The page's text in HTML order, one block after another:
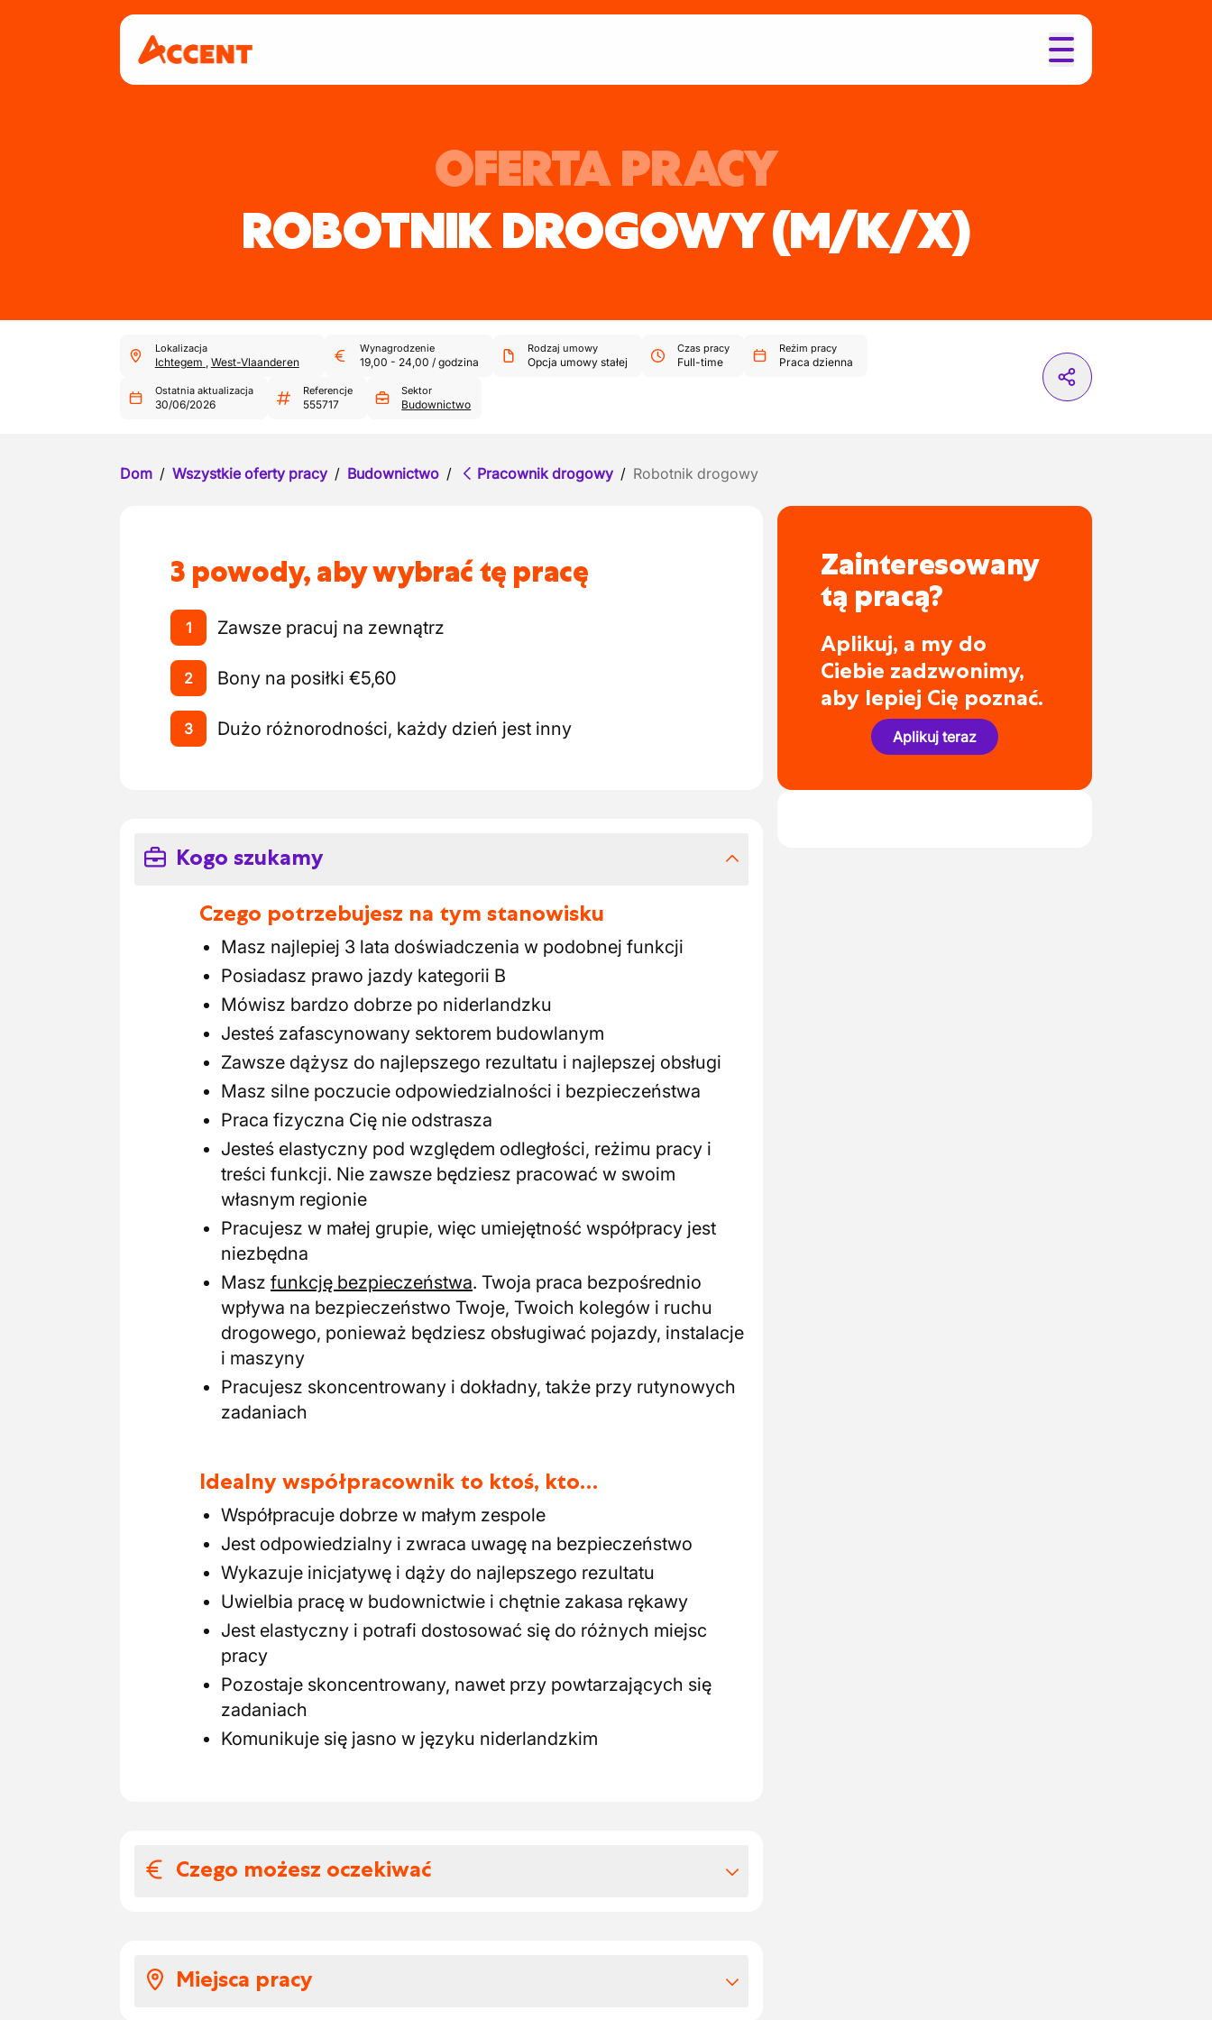
OFERTA PRACY
ROBOTNIK DROGOWY(M/K/X)
Lokalizacja
Ichtegem , West-Vlaanderen
Wynagrodzenie
19,00 - 24,00 / godzina
Rodzaj umowy
Opcja umowy stałej
Czas pracy
Full-time
Reżim pracy
Praca dzienna
Ostatnia aktualizacja
30/06/2026
Referencje
555717
Sektor
Budownictwo
Dom / Wszystkie oferty pracy / Budownictwo / Pracownik drogowy / Robotnik drogowy
3 powody, aby wybrać tę pracę
1 Zawsze pracuj na zewnątrz
2 Bony na posiłki €5,60
3 Dużo różnorodności, każdy dzień jest inny
Kogo szukamy
Czego potrzebujesz na tym stanowisku
Masz najlepiej 3 lata doświadczenia w podobnej funkcji
Posiadasz prawo jazdy kategorii B
Mówisz bardzo dobrze po niderlandzku
Jesteś zafascynowany sektorem budowlanym
Zawsze dążysz do najlepszego rezultatu i najlepszej obsługi
Masz silne poczucie odpowiedzialności i bezpieczeństwa
Praca fizyczna Cię nie odstrasza
Jesteś elastyczny pod względem odległości, reżimu pracy i
treści funkcji. Nie zawsze będziesz pracować w swoim
własnym regionie
Pracujesz w małej grupie, więc umiejętność współpracy jest
niezbędna
Masz funkcję bezpieczeństwa. Twoja praca bezpośrednio
wpływa na bezpieczeństwo Twoje, Twoich kolegów i ruchu
drogowego, ponieważ będziesz obsługiwać pojazdy, instalacje
i maszyny
Pracujesz skoncentrowany i dokładny, także przy rutynowych
zadaniach
Idealny współpracownik to ktoś, kto…
Współpracuje dobrze w małym zespole
Jest odpowiedzialny i zwraca uwagę na bezpieczeństwo
Wykazuje inicjatywę i dąży do najlepszego rezultatu
Uwielbia pracę w budownictwie i chętnie zakasa rękawy
Jest elastyczny i potrafi dostosować się do różnych miejsc
pracy
Pozostaje skoncentrowany, nawet przy powtarzających się
zadaniach
Komunikuje się jasno w języku niderlandzkim
Czego możesz oczekiwać
tymczasowa)
Miejsca pracy
Zainteresowany
tą pracą?
Aplikuj, a my do
Ciebie zadzwonimy,
aby lepiej Cię poznać.
Aplikuj teraz